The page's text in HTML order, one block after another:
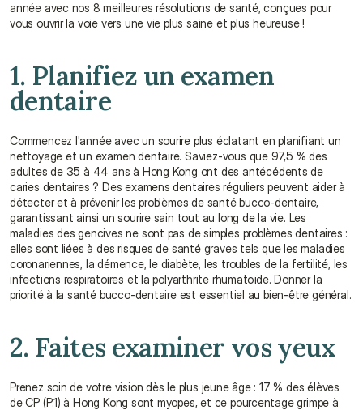
année avec nos 8 meilleures résolutions de santé, conçues pour
vous ouvrir la voie vers une vie plus saine et plus heureuse !
1. Planifiez un examen
dentaire
Commencez l'année avec un sourire plus éclatant en planifiant un
nettoyage et un examen dentaire. Saviez-vous que 97,5 % des
adultes de 35 à 44 ans à Hong Kong ont des antécédents de
caries dentaires ? Des examens dentaires réguliers peuvent aider à
détecter et à prévenir les problèmes de santé bucco-dentaire,
garantissant ainsi un sourire sain tout au long de la vie. Les
maladies des gencives ne sont pas de simples problèmes dentaires :
elles sont liées à des risques de santé graves tels que les maladies
coronariennes, la démence, le diabète, les troubles de la fertilité, les
infections respiratoires et la polyarthrite rhumatoïde. Donner la
priorité à la santé bucco-dentaire est essentiel au bien-être général.
2. Faites examiner vos yeux
Prenez soin de votre vision dès le plus jeune âge : 17 % des élèves
de CP (P.1) à Hong Kong sont myopes, et ce pourcentage grimpe à